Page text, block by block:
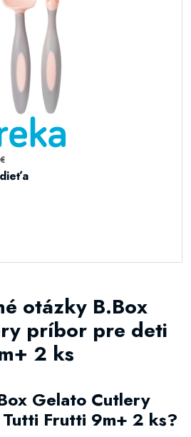
otázky B.Box
príbor pre deti
2 ks
Gelato Cutlery
Frutti 9m+ 2 ks?